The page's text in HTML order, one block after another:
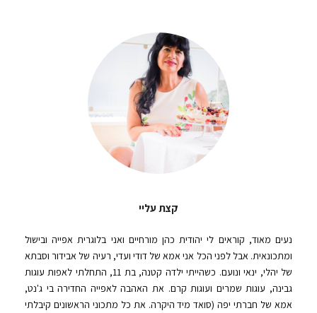
קצת עליי
נעים מאוד, קוראים לי יהודית כהן מורחיים ואני בלוגרית אפייה ובישול
ומתכונאית. אבל לפני הכל אני אמא של דודי ועדי, רעיה של אבידור וסבתא
של יהלי, ינאי ונועם. כשהייתי ילדה קטנה, בת 11, התחלתי לאפות עוגות
גבינה, עוגות שמרים ועוגות קרם. את האהבה לאפייה החדירה בי ג'נט,
אמא של חברתי יפה (סואד מיד היקרה. את כל מתכוני הראשונים קיבלתי